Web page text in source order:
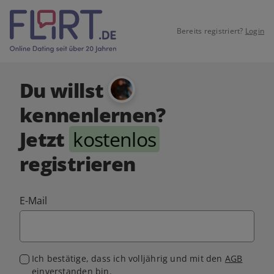
Bereits registriert? Login
Du willst
kennenlernen?
Jetzt kostenlos
registrieren
E-Mail
Ich bestätige, dass ich volljährig und mit den AGB
einverstanden bin.